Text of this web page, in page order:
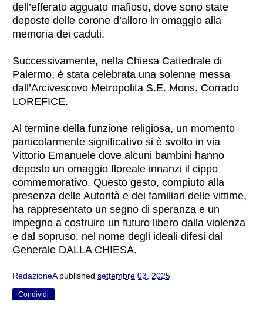
dell’efferato agguato mafioso, dove sono state
deposte delle corone d’alloro in omaggio alla
memoria dei caduti.
Successivamente, nella Chiesa Cattedrale di
Palermo, è stata celebrata una solenne messa
dall’Arcivescovo Metropolita S.E. Mons. Corrado
LOREFICE.
Al termine della funzione religiosa, un momento
particolarmente significativo si è svolto in via
Vittorio Emanuele dove alcuni bambini hanno
deposto un omaggio floreale innanzi il cippo
commemorativo. Questo gesto, compiuto alla
presenza delle Autorità e dei familiari delle vittime,
ha rappresentato un segno di speranza e un
impegno a costruire un futuro libero dalla violenza
e dal sopruso, nel nome degli ideali difesi dal
Generale DALLA CHIESA.
RedazioneA published settembre 03, 2025
Condividi